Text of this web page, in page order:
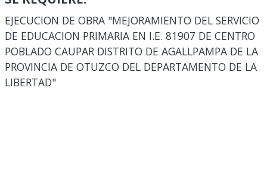
EJECUCION DE OBRA "MEJORAMIENTO DEL SERVICIO
DE EDUCACION PRIMARIA EN I.E. 81907 DE CENTRO
POBLADO CAUPAR DISTRITO DE AGALLPAMPA DE LA
PROVINCIA DE OTUZCO DEL DEPARTAMENTO DE LA
LIBERTAD"